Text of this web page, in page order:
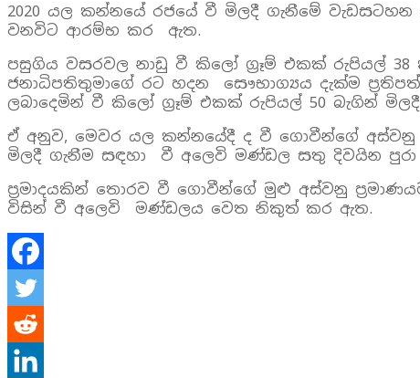
2020 යල කන්නයේ රජයේ වී මිලදී ගැනීමේ
වනවිට ආරම්භ කර ඇත.
පසුගිය වසරවල නාඩු වී කිලෝ ග්‍රෑම් එකක් රුපියල්
ජනාධිපතිතුමාගේ රට හදන සෞභාග්‍යය දැක්ම
ලබාදෙමින් වී කිලෝ ග්‍රෑම් එකක් රුපියල් 50 බැගින්
ඒ අනුව, මෙවර යල කන්නයේදී ද වී ගොවීන්ගේ
මිලදී ගැනීම සඳහා වී අලෙවි මණ්ඩල සතු දිවයින
ප්‍රමාදයකින් තොරව වී ගොවීන්ගේ මුළු අස්වනු
විසින් වී අලෙවි මණ්ඩලය වෙත නිකුත් කර ඇත.